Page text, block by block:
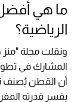
ما هي
الرياضية؟
ونقلت مجلة "منز
أن القطن يُصنف
يفسر قدرته